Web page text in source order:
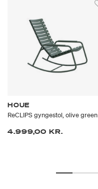
HOUE
ReCLIPS gyngestol, olive green
4.999,00 KR.